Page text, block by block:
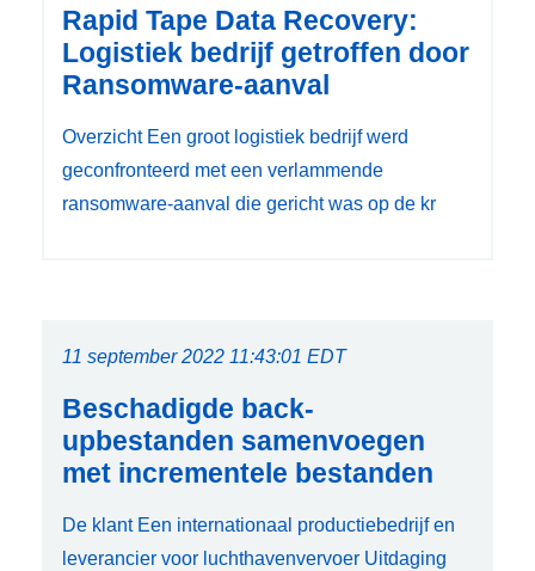
Rapid Tape Data Recovery:
Logistiek bedrijf getroffen door
Ransomware-aanval
Overzicht Een groot logistiek bedrijf werd
geconfronteerd met een verlammende
ransomware-aanval die gericht was op de kr
11 september 2022 11:43:01 EDT
Beschadigde back-
upbestanden samenvoegen
met incrementele bestanden
De klant Een internationaal productiebedrijf en
leverancier voor luchthavenvervoer Uitdaging